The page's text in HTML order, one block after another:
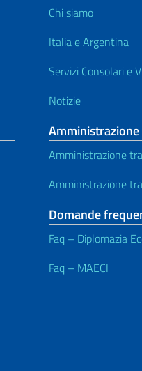
Chi siamo
Italia e Argentina
Servizi Consolari e
Notizie
Amministrazione
Amministrazione
Domande
Faq – Diplomazia
Faq – MAECI